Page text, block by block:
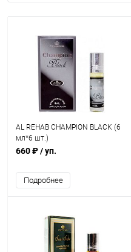
AL REHAB CHAMPION BLACK (6
мл*6 шт.)
660 ₽/ уп.
Подробнее